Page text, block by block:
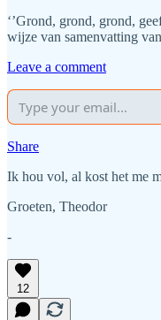
‘’Grond, grond, grond,
wijze van samenvatting
Leave a comment
Share
Ik hou vol, al kost het me
Groeten, Theodor
-
12